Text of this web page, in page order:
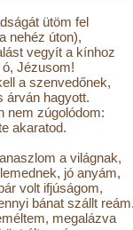
ütöm fel
nehéz úton),
vegyít a kínhoz
Jézusom!
a szenvedőnek,
árván hagyott.
nem zúgolódom:
akaratod.
a világnak,
jó anyám,
volt ifjúságom,
bánat szállt
megalázva